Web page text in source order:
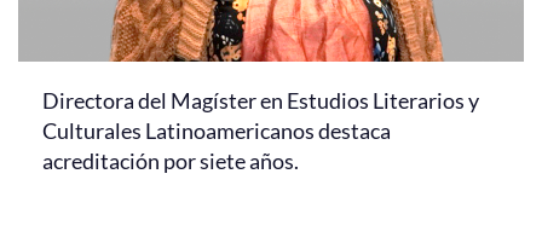
Directora del Magíster en Estudios Literarios y
Culturales Latinoamericanos destaca
acreditación por siete años.